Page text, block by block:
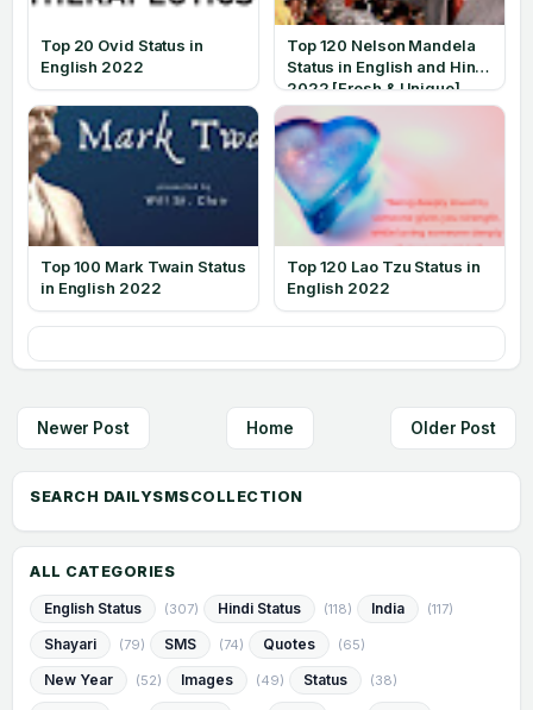
Top 20 Ovid Status in
English 2022
Top 120 Nelson Mandela
Status in English and Hindi
2022 [Fresh & Unique]
Top 100 Mark Twain Status
in English 2022
Top 120 Lao Tzu Status in
English 2022
Newer Post Older Post
Home
ALL CATEGORIES
English Status (307) Hindi Status (118) India (117)
Shayari (79) SMS (74) Quotes (65)
New Year (52) Images (49) Status (38)